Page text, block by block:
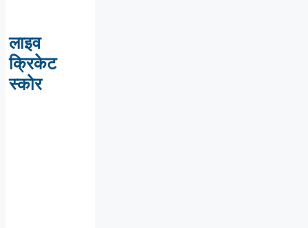
लाइव
क्रिकेट
स्कोर